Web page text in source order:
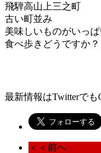
飛騨高山上三之町
古い町並み
美味しいものがいっぱ
食べ歩きどうですか？
最新情報はTwitterでも
＜＜前へ